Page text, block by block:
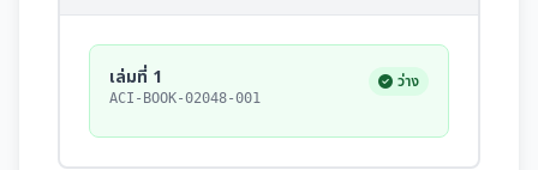
เล่มที่ 1
ACI-BOOK-02048-001
ว่าง